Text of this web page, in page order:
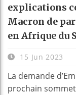
explications
Macron de
en Afrique du
15 Jun 2023
La demande
prochain sommet